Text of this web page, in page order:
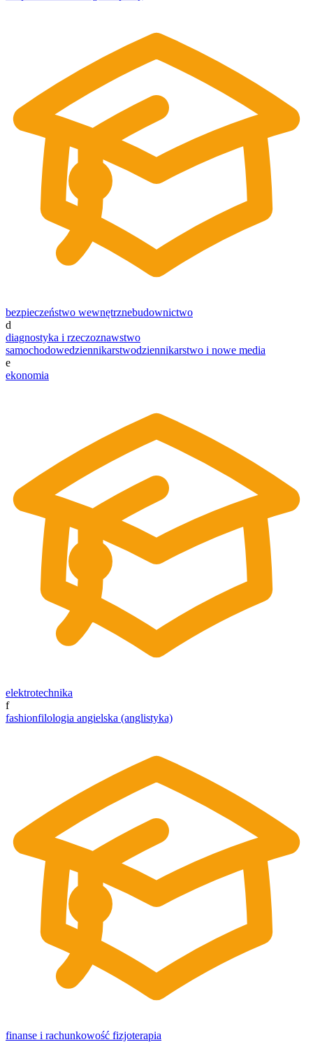
bezpieczeństwo wewnętrznebudownictwo
d
diagnostyka i rzeczoznawstwo
samochodowedziennikarstwodziennikarstwo i nowe media
e
ekonomia
elektrotechnika
f
fashionfilologia angielska (anglistyka)
finanse i rachunkowość fizjoterapia